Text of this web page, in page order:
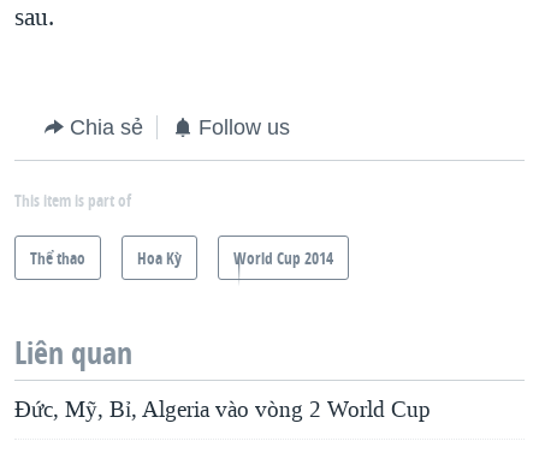
sau.
Chia sẻ Follow us
This item is part of
Thể thao Hoa Kỳ World Cup 2014
Liên quan
Đức, Mỹ, Bỉ, Algeria vào vòng 2 World Cup